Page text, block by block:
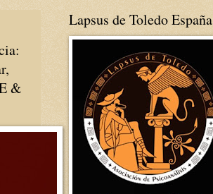
&
Lapsus de Toledo España